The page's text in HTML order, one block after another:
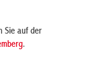
Sie auf der
.